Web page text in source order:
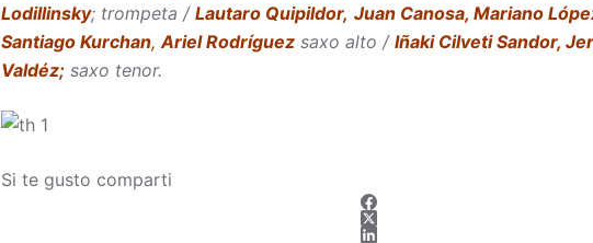
Lodillinsky; trompeta / Lautaro Quipildor, Juan Canosa, Mariano
Santiago Kurchan, Ariel Rodríguez saxo alto / Iñaki Cilveti Sandor,
Valdéz; saxo tenor.
Si te gusto comparti